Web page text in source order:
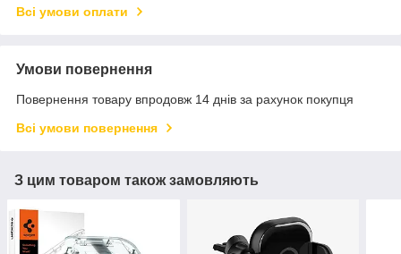
Всі умови оплати
Умови повернення
Повернення товару впродовж 14 днів за рахунок покупця
Всі умови повернення
З цим товаром також замовляють